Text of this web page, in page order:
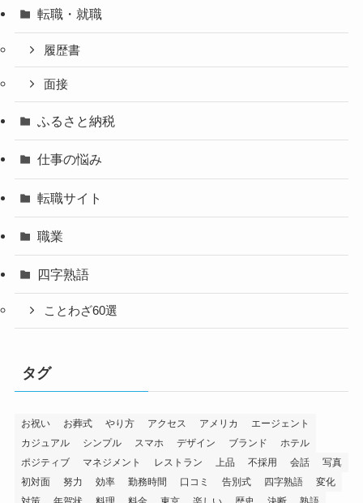
転職・就職
履歴書
面接
ふるさと納税
仕事の悩み
転職サイト
職業
四字熟語
ことわざ60選
タグ
お祝い お葬式 やり方 アクセス アメリカ
エージェント
カジュアル
シンプル スマホ デザイン ブランド
ホテル
ポジティブ
マネジメント レストラン 上品 不採用 会話
写真
初対面
努力 効率 勤務時間 口コミ 告別式 四字熟語
変化